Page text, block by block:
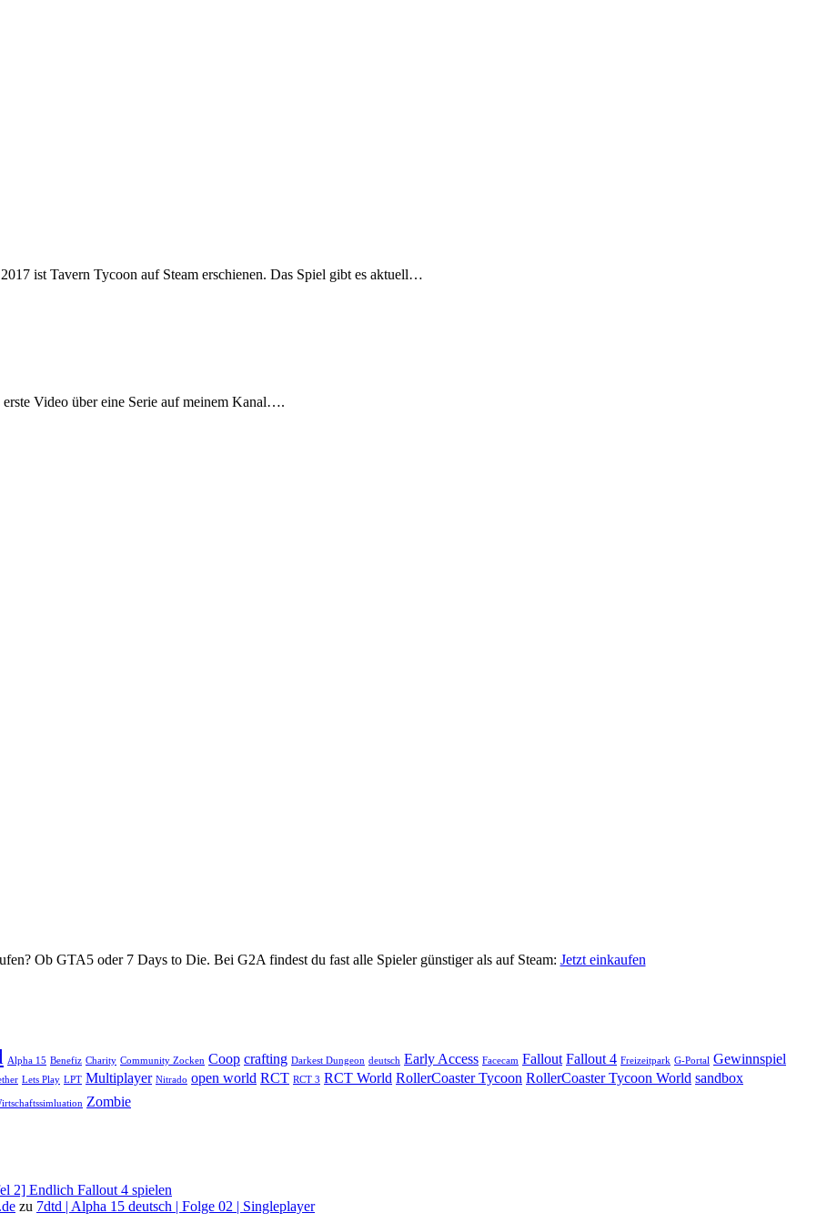
ist Tavern Tycoon auf Steam erschienen. Das Spiel gibt es aktuell…
Video über eine Serie auf meinem Kanal….
Ob GTA5 oder 7 Days to Die. Bei G2A findest du fast alle Spieler günstiger als auf Steam: Jetzt einkaufen
Alpha 15 Benefiz Charity Community Zocken Coop crafting Darkest Dungeon deutsch Early Access Facecam Fallout Fallout 4 Freizeitpark G-Portal Gewinnspiel
Lets Play LPT Multiplayer Nitrado open world RCT RCT 3 RCT World RollerCoaster Tycoon RollerCoaster Tycoon World sandbox
Zombie
2] Endlich Fallout 4 spielen
zu 7dtd | Alpha 15 deutsch | Folge 02 | Singleplayer